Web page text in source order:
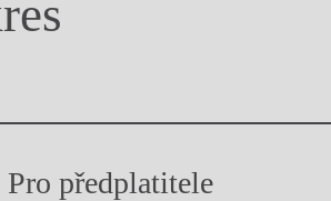
Pro předplatitele